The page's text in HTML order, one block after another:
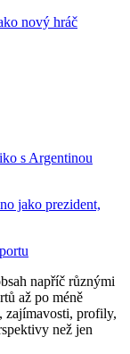
nový hráč
s Argentinou
jako prezident,
napříč různými
až po méně
zajímavosti, profily,
než jen